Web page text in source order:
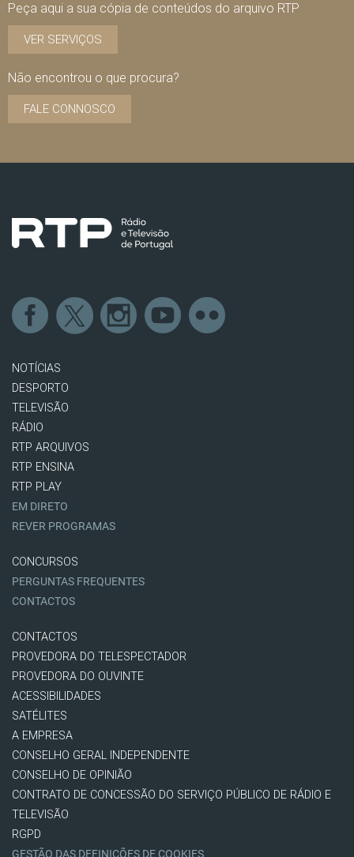
Peça aqui a sua cópia de conteúdos do arquivo RTP
VER SERVIÇOS
Não encontrou o que procura?
FALE CONNOSCO
NOTÍCIAS
DESPORTO
TELEVISÃO
RÁDIO
RTP ARQUIVOS
RTP ENSINA
RTP PLAY
EM DIRETO
REVER PROGRAMAS
CONCURSOS
PERGUNTAS FREQUENTES
CONTACTOS
CONTACTOS
PROVEDORA DO TELESPECTADOR
PROVEDORA DO OUVINTE
ACESSIBILIDADES
SATÉLITES
A EMPRESA
CONSELHO GERAL INDEPENDENTE
CONSELHO DE OPINIÃO
CONTRATO DE CONCESSÃO DO SERVIÇO PÚBLICO DE RÁDIO E
TELEVISÃO
RGPD